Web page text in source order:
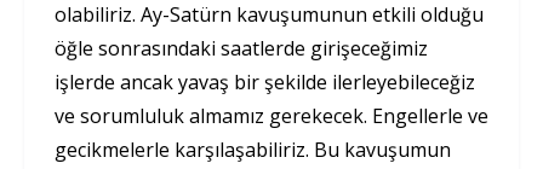
olabiliriz. Ay-Satürn kavuşumunun etkili olduğu
öğle sonrasındaki saatlerde girişeceğimiz
işlerde ancak yavaş bir şekilde ilerleyebileceğiz
ve sorumluluk almamız gerekecek. Engellerle ve
gecikmelerle karşılaşabiliriz. Bu kavuşumun